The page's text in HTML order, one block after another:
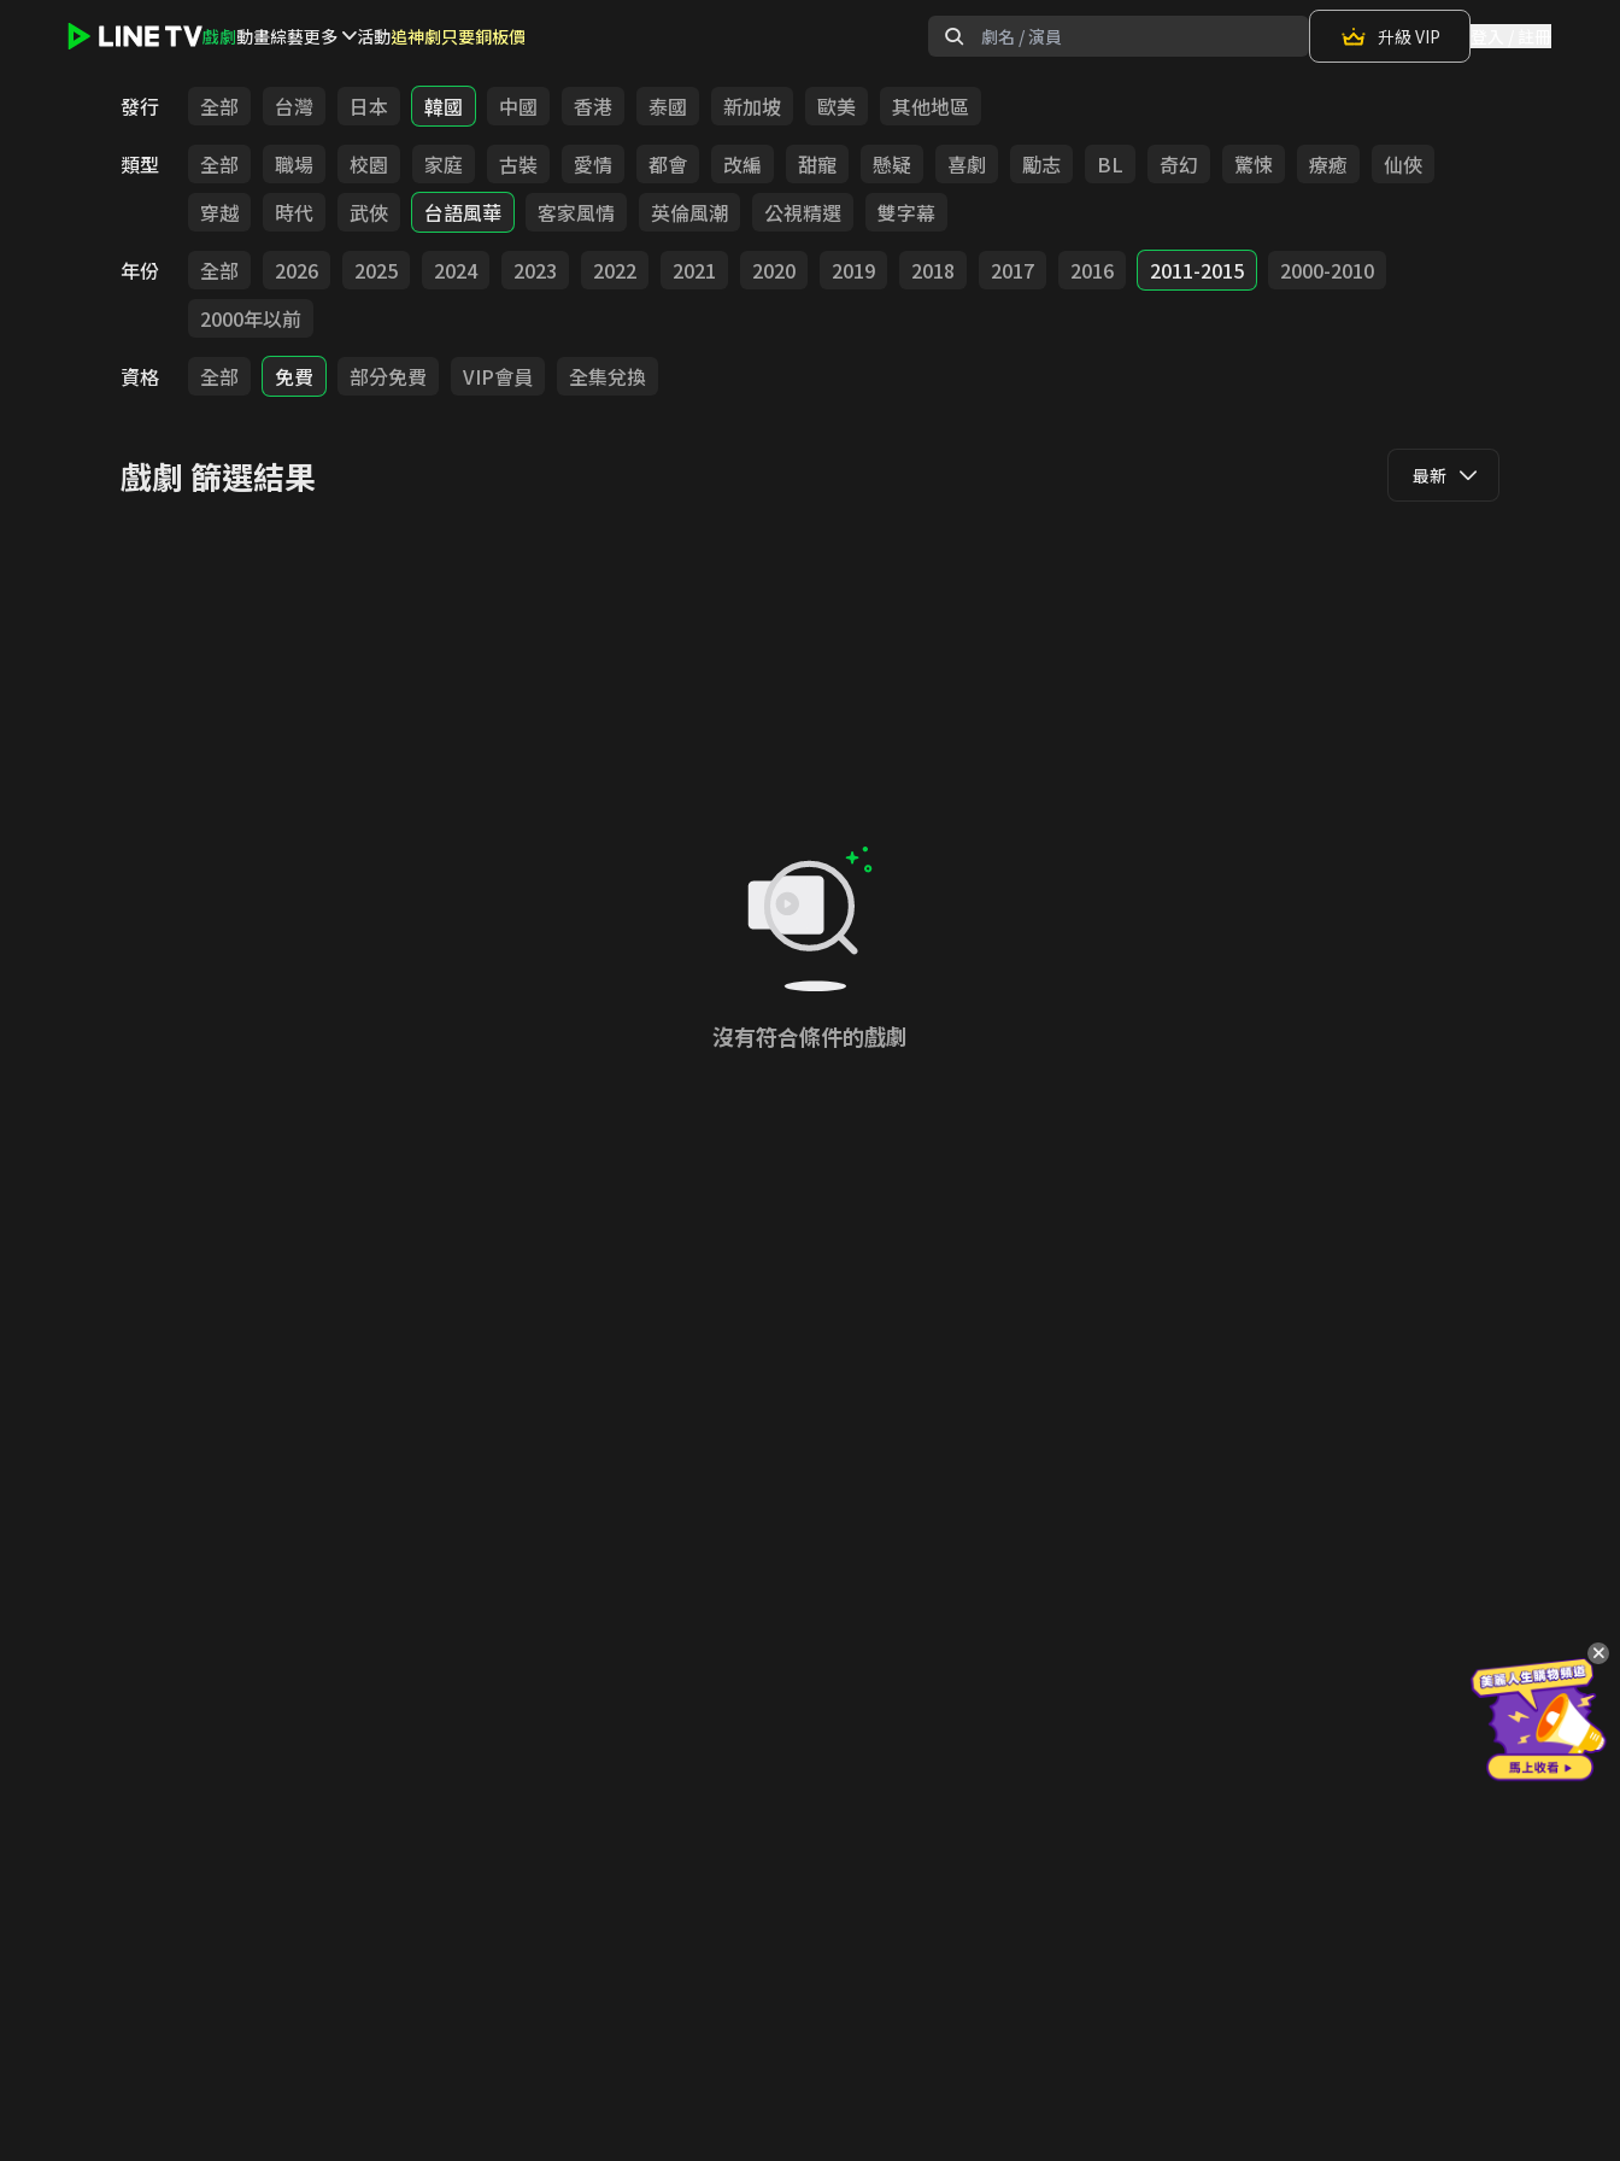
戲劇動畫綜藝更多 活動追神劇只要銅板價 升級 VIP
發行 全部 台灣 日本 韓國 中國 香港 泰國 新加坡 歐美
其他地區
類型
全部 職場 校園 家庭 古裝 愛情 都會 改編 甜寵 懸疑 喜劇 勵志 BL 奇幻 驚悚 療癒
仙俠
穿越
時代 武俠 台語風華 客家風情 英倫風潮 公視精選
雙字幕
年份
全部 2026 2025 2024 2023 2022 2021 2020 2019 2018 2017 2016 2011-2015
2000-2010
2000年以前
資格
全部 免費 部分免費 VIP會員 全集兌換
戲劇 篩選結果 最新
沒有符合條件的戲劇